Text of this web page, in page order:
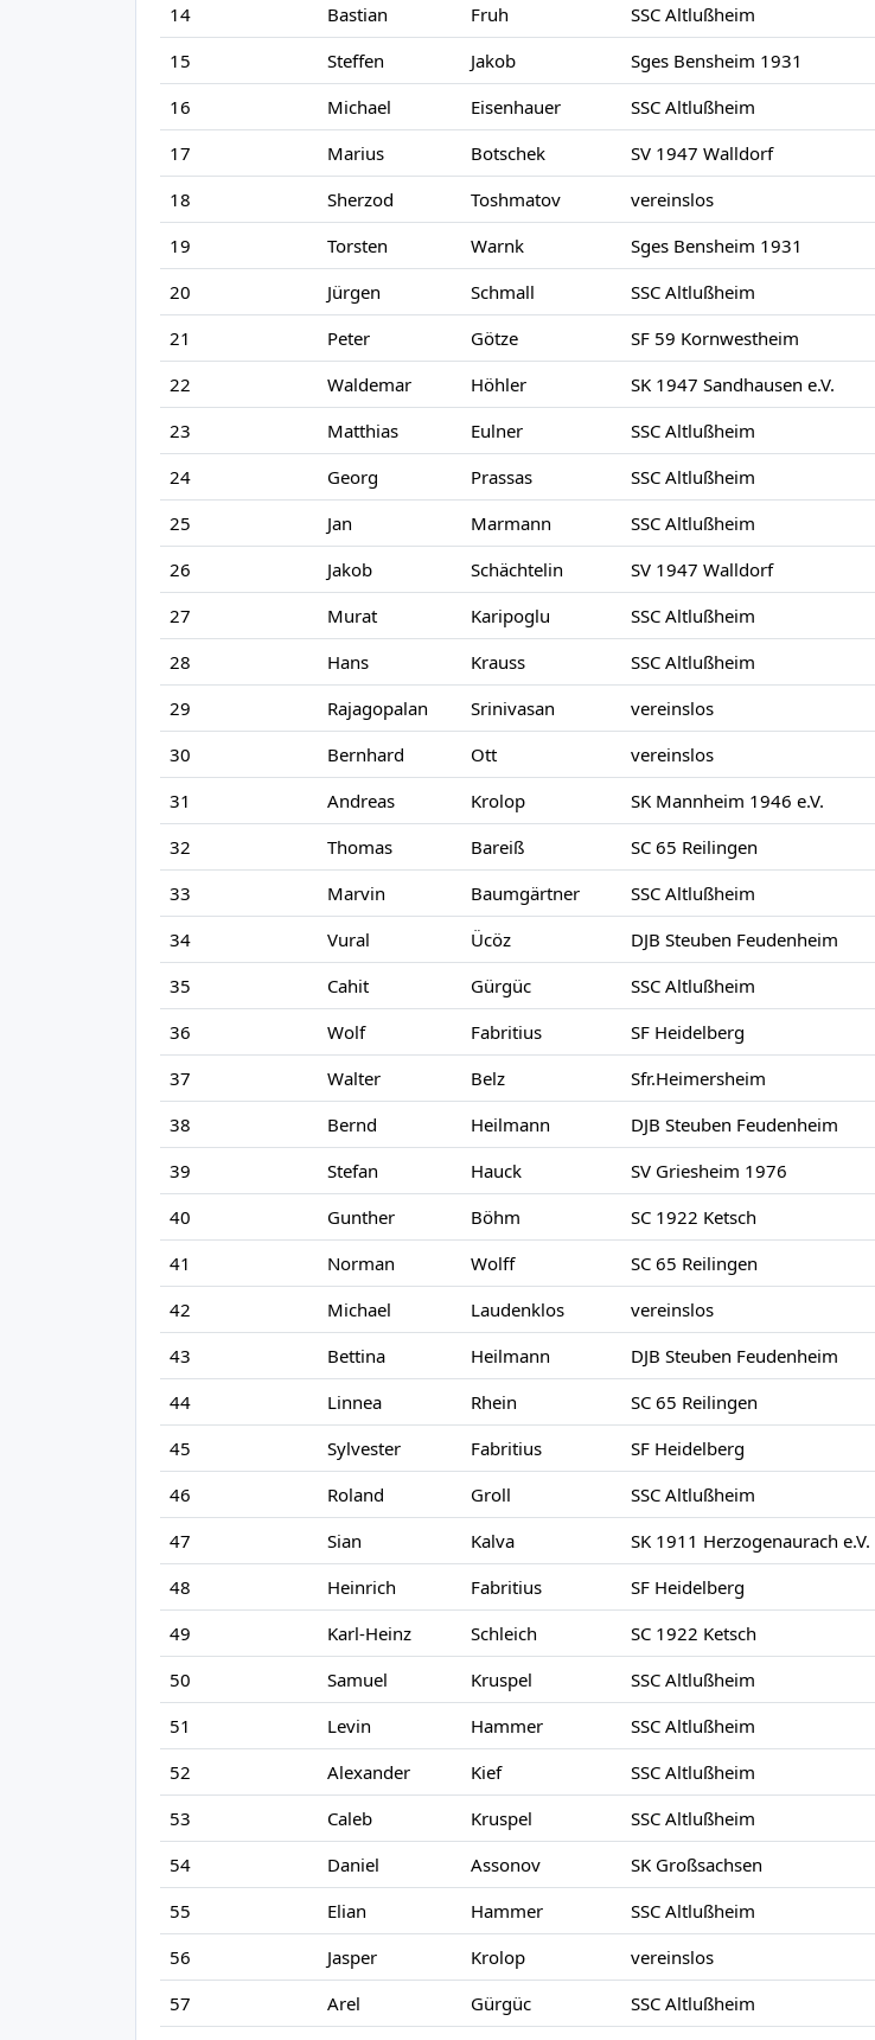
14
Bastian Fruh SSC Altlußheim
15
Steffen Jakob Sges Bensheim 1931
16
Michael Eisenhauer SSC Altlußheim
17
Marius Botschek SV 1947 Walldorf
18
Sherzod Toshmatov vereinslos
19
Torsten Warnk Sges Bensheim 1931
20
Jürgen Schmall SSC Altlußheim
21
Peter Götze SF 59 Kornwestheim
22
Waldemar Höhler SK 1947 Sandhausen e.V.
23
Matthias Eulner SSC Altlußheim
24
Georg Prassas SSC Altlußheim
25
Jan Marmann SSC Altlußheim
26
Jakob Schächtelin SV 1947 Walldorf
27
Murat Karipoglu SSC Altlußheim
28
Hans Krauss SSC Altlußheim
29
Rajagopalan Srinivasan vereinslos
30
Bernhard Ott vereinslos
31
Andreas Krolop SK Mannheim 1946 e.V.
32
Thomas Bareiß SC 65 Reilingen
33
Marvin Baumgärtner SSC Altlußheim
34
Vural Ücöz DJB Steuben Feudenheim
35
Cahit Gürgüc SSC Altlußheim
36
Wolf Fabritius SF Heidelberg
37
Walter Belz Sfr.Heimersheim
38
Bernd Heilmann DJB Steuben Feudenheim
39
Stefan Hauck SV Griesheim 1976
40
Gunther Böhm SC 1922 Ketsch
41
Norman Wolff SC 65 Reilingen
42
Michael Laudenklos vereinslos
43
Bettina Heilmann DJB Steuben Feudenheim
44
Linnea Rhein SC 65 Reilingen
45
Sylvester Fabritius SF Heidelberg
46
Roland Groll SSC Altlußheim
47
Sian Kalva SK 1911 Herzogenaurach e.V.
48
Heinrich Fabritius SF Heidelberg
49
Karl-Heinz Schleich SC 1922 Ketsch
50
Samuel Kruspel SSC Altlußheim
51
Levin Hammer SSC Altlußheim
52
Alexander Kief SSC Altlußheim
53
Caleb Kruspel SSC Altlußheim
54
Daniel Assonov SK Großsachsen
55
Elian Hammer SSC Altlußheim
56
Jasper Krolop vereinslos
57
Arel Gürgüc SSC Altlußheim